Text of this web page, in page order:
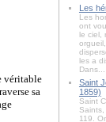
véritable
sa
Les
Les
ont
le ciel,
les a
Dans...
Saint
1859)
Saint
119.